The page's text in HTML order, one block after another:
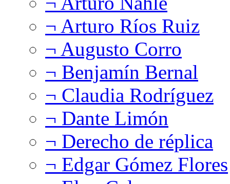
¬ Arturo Ríos Ruiz
¬ Augusto Corro
¬ Benjamín Bernal
¬ Claudia Rodríguez
¬ Dante Limón
¬ Derecho de réplica
¬ Edgar Gómez Flores